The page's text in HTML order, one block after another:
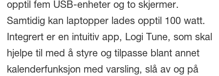
opptil fem USB-enheter og to skjermer.
Samtidig kan laptopper lades opptil 100 watt.
Integrert er en intuitiv app, Logi Tune, som skal
hjelpe til med å styre og tilpasse blant annet
kalenderfunksjon med varsling, slå av og på